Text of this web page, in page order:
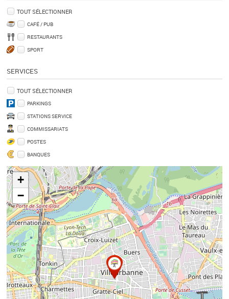
TOUT SÉLECTIONNER
CAFÉ / PUB
RESTAURANTS
SPORT
SERVICES
TOUT SÉLECTIONNER
PARKINGS
STATIONS SERVICE
COMMISSARIATS
POSTES
BANQUES
+
−